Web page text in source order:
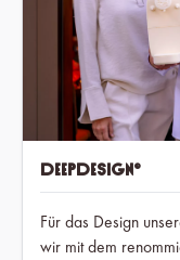
deepdesign®
Für das Design
wir mit dem